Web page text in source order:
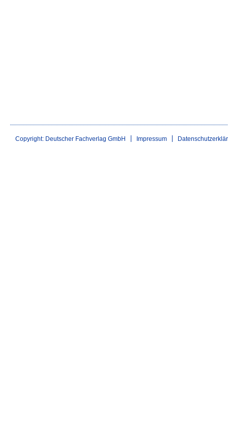
Copyright: Deutscher Fachverlag GmbH Impressum